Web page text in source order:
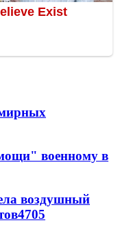
мирных
военному в
воздушный
4705